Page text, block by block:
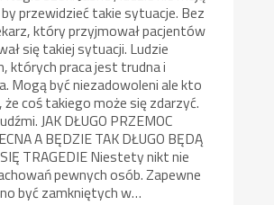
przewidzieć takie sytuacje. Bez
który przyjmował pacjentów
się takiej sytuacji. Ludzie
których praca jest trudna i
Mogą być niezadowoleni ale kto
że coś takiego może się zdarzyć.
JAK DŁUGO PRZEMOC
A BĘDZIE TAK DŁUGO BĘDĄ
TRAGEDIE Niestety nikt nie
pewnych osób. Zapewne
być zamkniętych w…